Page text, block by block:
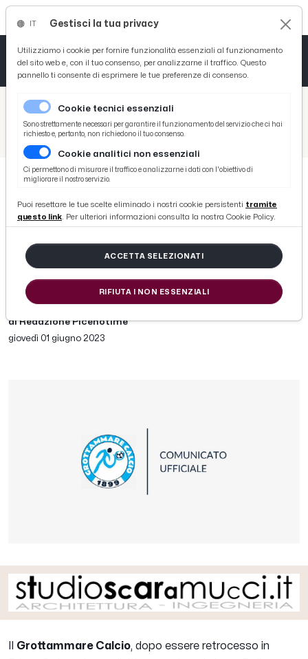
/ Picenotime
/ Sport
Grottammare Calcio: ''Nessun alibi per doppia retrocessione. Ci impegneremo ancora di più per evitare errori commessi''
Grottammare Calcio: ''Nessun alibi
per doppia retrocessione. Ci
impegneremo ancora di più per
evitare errori commessi''
di Redazione Picenotime
giovedì 01 giugno 2023
Grottammare Calcio, dopo essere retrocesso in
Gestisci la tua privacy
Utilizziamo i cookie per fornire funzionalità essenziali al funzionamento
del sito web e, con il tuo consenso, per analizzarne il traffico. Questo
pannello ti consente di esprimere le tue preferenze di consenso.
Cookie tecnici essenziali
Sono strettamente necessari per garantire il funzionamento del servizio che ci hai
richiesto e, pertanto, non richiedono il tuo consenso.
Cookie analitici non essenziali
Ci permettono di misurare il traffico e analizzarne i dati con l'obiettivo di
migliorare il nostro servizio.
Puoi resettare le tue scelte eliminado i nostri cookie persistenti tramite
questo link. Per ulteriori informazioni consulta la nostra Cookie Policy.
ACCETTA SELEZIONATI
RIFIUTA I NON ESSENZIALI
Tutto News
Tutto Sport
Basket
Ciclismo
Tutto Curiosità